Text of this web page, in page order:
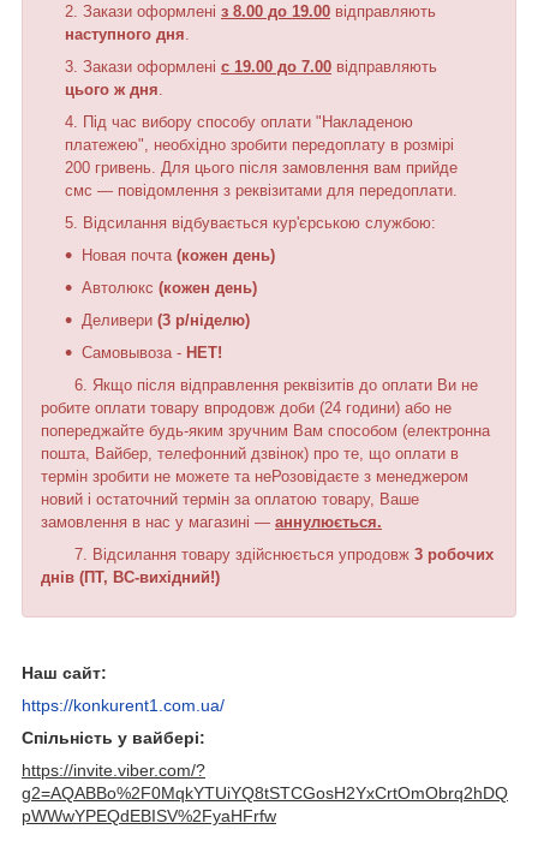
Закази оформлені з 8.00 до 19.00 відправляють
наступного дня
Закази оформлені с 19.00 до 7.00 відправляють
цього ж дня
Під час вибору способу оплати "Накладеною
платежею", необхідно зробити передоплату в розмірі
200 гривень. Для цього після замовлення вам прийде
смс — повідомлення з реквізитами для передоплати.
Відсилання відбувається кур'єрською службою:
Новая почта (кожен день)
Автолюкс (кожен день)
Деливери (3 р/ніделю)
Самовывоза - НЕТ!
6. Якщо після відправлення реквізитів до оплати Ви не
робите оплати товару впродовж доби (24 години) або не
попереджайте будь-яким зручним Вам способом (електронна
пошта, Вайбер, телефонний дзвінок) про те, що оплати в
термін зробити не можете та неРозовідаєте з менеджером
новий і остаточний термін за оплатою товару, Ваше
замовлення в нас у магазині — аннулюється.
7.
Відсилання товару здійснюється упродовж 3 робочих
днів (ПТ, ВС-вихідний!)
Наш сайт:
https://konkurent1.com.ua/
Спільність у вайбері:
https://invite.viber.com/?
g2=AQABBo%2F0MqkYTUiYQ8tSTCGosH2YxCrtOmObrq2hDQ
pWWwYPEQdEBISV%2FyaHFrfw